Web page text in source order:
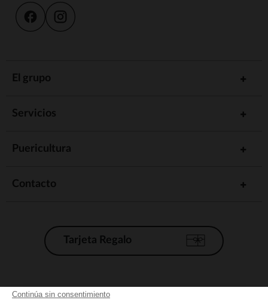
Continúa sin consentimiento
El grupo
Servicios
Puericultura
Contacto
Tarjeta Regalo
Condiciones generales de venta